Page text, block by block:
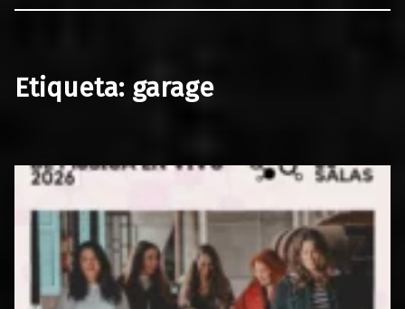
Etiqueta: garage